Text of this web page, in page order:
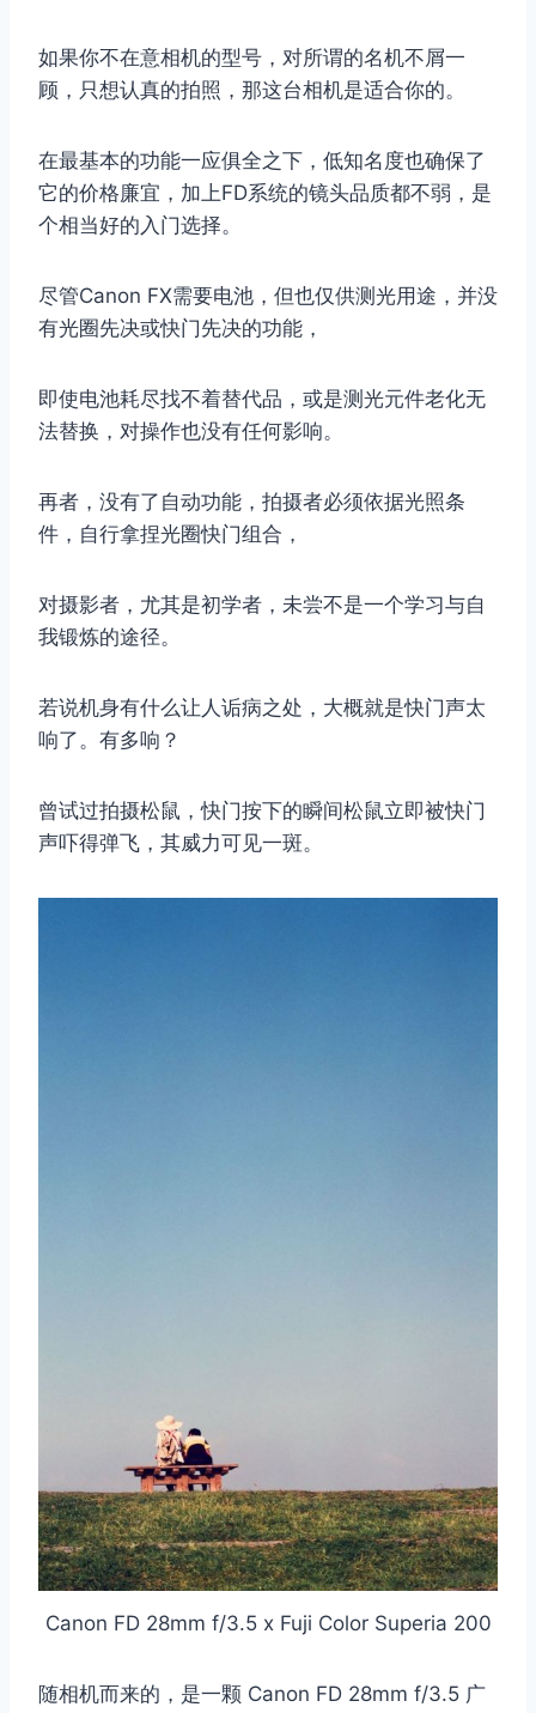
如果你不在意相机的型号，对所谓的名机不屑一
顾，只想认真的拍照，那这台相机是适合你的。
在最基本的功能一应俱全之下，低知名度也确保了
它的价格廉宜，加上FD系统的镜头品质都不弱，是
个相当好的入门选择。
尽管Canon FX需要电池，但也仅供测光用途，并没
有光圈先决或快门先决的功能，
即使电池耗尽找不着替代品，或是测光元件老化无
法替换，对操作也没有任何影响。
再者，没有了自动功能，拍摄者必须依据光照条
件，自行拿捏光圈快门组合，
对摄影者，尤其是初学者，未尝不是一个学习与自
我锻炼的途径。
若说机身有什么让人诟病之处，大概就是快门声太
响了。有多响？
曾试过拍摄松鼠，快门按下的瞬间松鼠立即被快门
声吓得弹飞，其威力可见一斑。
Canon FD 28mm f/3.5 x Fuji Color Superia 200
随相机而来的，是一颗 Canon FD 28mm f/3.5 广